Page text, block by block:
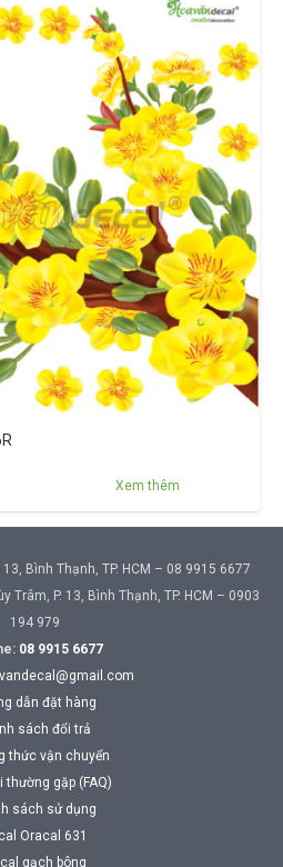
Xem thêm
Bình Thạnh, TP. HCM – 08 9915 6677
Trâm, P. 13, Bình Thạnh, TP. HCM – 0903
194 979
08 9915 6677
dẫn đặt hàng
sách đổi trả
thức vận chuyển
thường gặp (FAQ)
sách sử dụng
Oracal 631
gạch bông